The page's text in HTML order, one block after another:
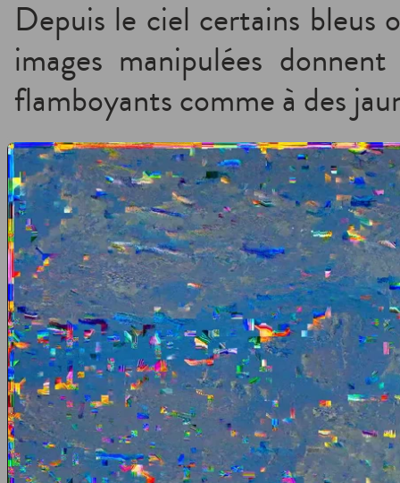
Depuis le ciel certains bleus
images manipulées
flamboyants comme à des